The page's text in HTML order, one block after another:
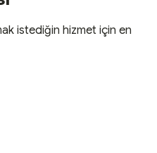
istediğin hizmet için en